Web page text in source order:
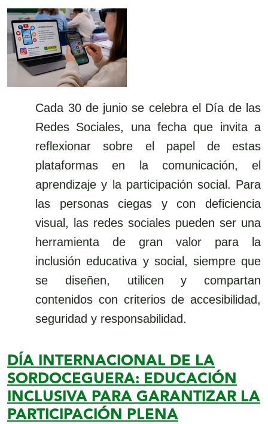
Cada 30 de junio se celebra el Día de las
Redes Sociales, una fecha que invita a
reflexionar sobre el papel de estas
plataformas en la comunicación, el
aprendizaje y la participación social. Para
las personas ciegas y con deficiencia
visual, las redes sociales pueden ser una
herramienta de gran valor para la
inclusión educativa y social, siempre que
se diseñen, utilicen y compartan
contenidos con criterios de accesibilidad,
seguridad y responsabilidad.
DÍA INTERNACIONAL DE LA
SORDOCEGUERA: EDUCACIÓN
INCLUSIVA PARA GARANTIZAR LA
PARTICIPACIÓN PLENA